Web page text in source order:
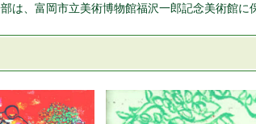
は、富岡市立美術博物館福沢一郎記念美術館に